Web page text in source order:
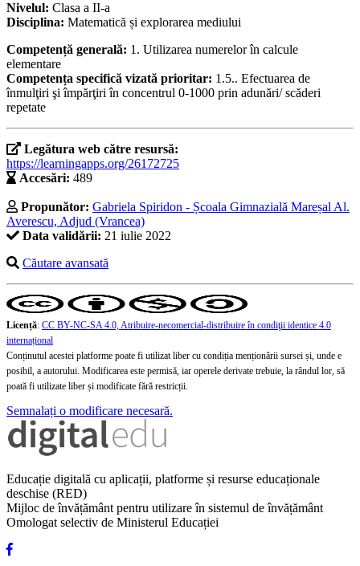
Nivelul: Clasa a II-a
Disciplina: Matematică și explorarea mediului
Competență generală: 1. Utilizarea numerelor în calcule
elementare
Competența specifică vizată prioritar: 1.5.. Efectuarea de
înmulţiri şi împărţiri în concentrul 0-1000 prin adunări/ scăderi
repetate
Legătura web către resursă:
https://learningapps.org/26172725
Accesări: 489
Propunător: Gabriela Spiridon - Școala Gimnazială Mareșal Al.
Averescu, Adjud (Vrancea)
Data validării: 21 iulie 2022
Căutare avansată
Licență: CC BY-NC-SA 4.0, Atribuire-necomercial-distribuire în condiţii identice 4.0
internațional
Conținutul acestei platforme poate fi utilizat liber cu condiția menționării sursei și, unde e
posibil, a autorului. Modificarea este permisă, iar operele derivate trebuie, la rândul lor, să
poată fi utilizate liber și modificate fără restricții.
Semnalați o modificare necesară.
Educație digitală cu aplicații, platforme și resurse educaționale
deschise (RED)
Mijloc de învățământ pentru utilizare în sistemul de învățământ
Omologat selectiv de Ministerul Educației